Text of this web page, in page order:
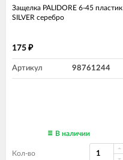
Защелка PALIDORE 6-45 пластик
SILVER серебро
175 ₽
Артикул 98761244
В наличии
Кол-во